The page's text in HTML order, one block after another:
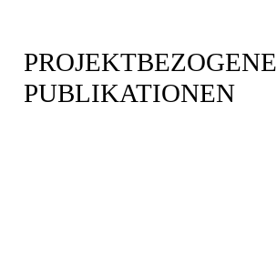
PROJEKT­BEZOGENE
PUBLIKATIONEN